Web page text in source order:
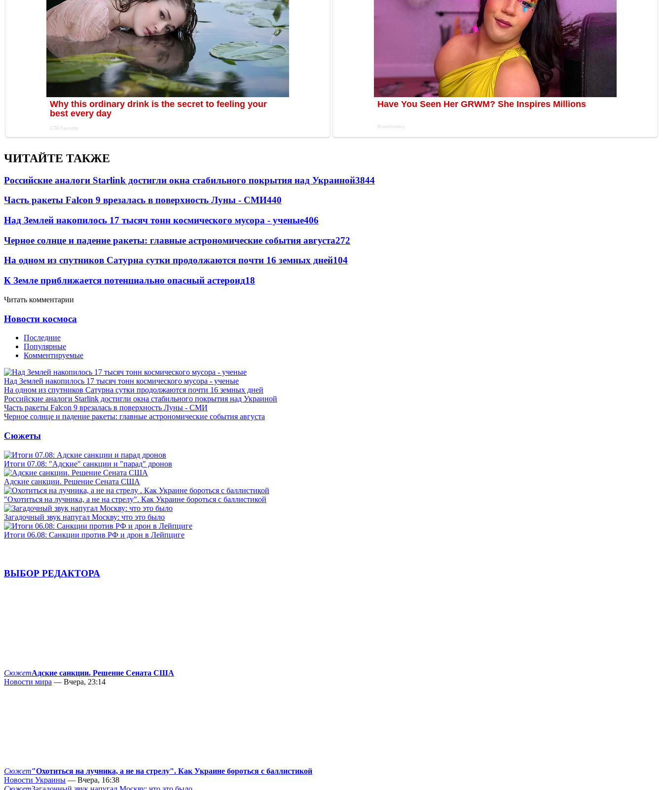
ЧИТАЙТЕ ТАКЖЕ
Российские аналоги Starlink достигли окна стабильного покрытия над Украиной3844
Часть ракеты Falcon 9 врезалась в поверхность Луны - СМИ440
Над Землей накопилось 17 тысяч тонн космического мусора - ученые406
Черное солнце и падение ракеты: главные астрономические события августа272
На одном из спутников Сатурна сутки продолжаются почти 16 земных дней104
К Земле приближается потенциально опасный астероид18
Читать комментарии
Новости космоса
Последние
Популярные
Комментируемые
Над Землей накопилось 17 тысяч тонн космического мусора - ученые
На одном из спутников Сатурна сутки продолжаются почти 16 земных дней
Российские аналоги Starlink достигли окна стабильного покрытия над Украиной
Часть ракеты Falcon 9 врезалась в поверхность Луны - СМИ
Черное солнце и падение ракеты: главные астрономические события августа
Сюжеты
Итоги 07.08: "Адские" санкции и "парад" дронов
Адские санкции. Решение Сената США
"Охотиться на лучника, а не на стрелу". Как Украине бороться с баллистикой
Загадочный звук напугал Москву: что это было
Итоги 06.08: Санкции против РФ и дрон в Лейпциге
ВЫБОР РЕДАКТОРА
СюжетАдские санкции. Решение Сената США
Новости мира — Вчера, 23:14
Сюжет"Охотиться на лучника, а не на стрелу". Как Украине бороться с баллистикой
Новости Украины — Вчера, 16:38